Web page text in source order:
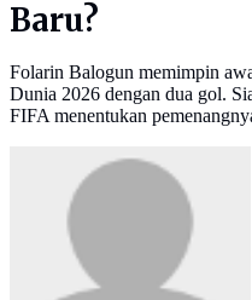
Baru?
Folarin Balogun memimpin
Dunia 2026 dengan dua gol.
FIFA menentukan